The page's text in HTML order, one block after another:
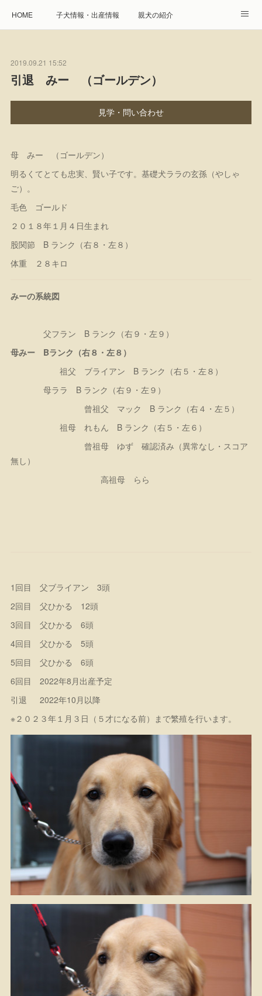
HOME 子犬情報・出産情報 親犬の紹介
遺伝疾患への取り組み
プレジール親睦会 特定商取引に基づく表記
2019.09.21 15:52
引退 みー （ゴールデン）
見学・問い合わせ
母 みー （ゴールデン）
明るくてとても忠実、賢い子です。基礎犬ララの玄孫（やしゃ
ご）。
毛色 ゴールド
２０１８年１月４日生まれ
股関節 B ランク（右８・左８）
体重 ２８キロ
みーの系統図
父フラン B ランク（右９・左９）
母みー Bランク（右８・左８）
祖父 ブライアン B ランク（右５・左８）
母ララ B ランク（右９・左９）
曾祖父 マック B ランク（右４・左５）
祖母 れもん B ランク（右５・左６）
曾祖母 ゆず 確認済み（異常なし・スコア
無し）
高祖母 らら
1回目 父ブライアン 3頭
2回目 父ひかる 12頭
3回目 父ひかる 6頭
4回目 父ひかる 5頭
5回目 父ひかる 6頭
6回目 2022年8月出産予定
引退 2022年10月以降
※２０２３年１月３日（５才になる前）まで繁殖を行います。